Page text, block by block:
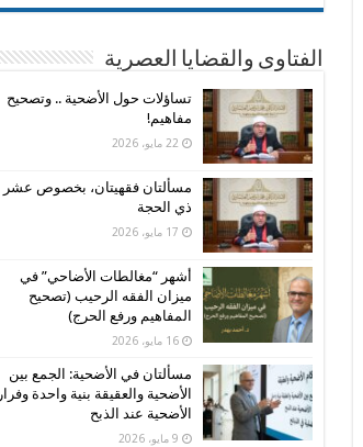
الفتاوى والقضايا العصرية
تساؤلات حول الأضحية .. وتصحيح
مفاهيم!
22 مايو، 2026
مسألتان فقهيتان، بخصوص عشر
ذي الحجة
17 مايو، 2026
أشهر “مغالطات الأضاحي” في
ميزان الفقه الرحيب (تصحيح
المفاهيم ورفع الحرج)
16 مايو، 2026
مسألتان في الأضحية: الجمع بين
الأضحية والعقيقة بنية واحدة وفرار
الأضحية عند الذبح
9 مايو، 2026